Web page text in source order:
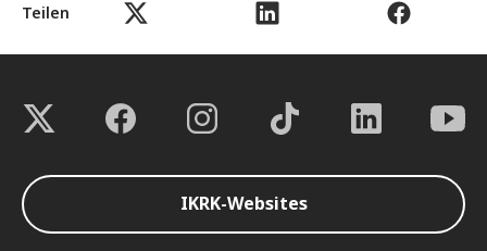
Teilen
IKRK-Websites